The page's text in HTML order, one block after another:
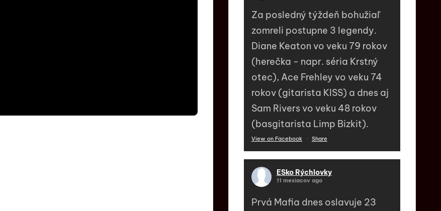
Za posledný týždeň bohužiaľ
zomreli postupne 3 legendy.
Diane Keaton vo veku 79 rokov
(herečka - napr. séria Krstný
otec), Ace Frehley vo veku 74
rokov (gitarista KISS) a dnes aj
Sam Rivers vo veku 48 rokov
(basgitarista Limp Bizkit).
View on Facebook · Share
ESko Rýchlovky
11 mesiacov ago
Prvá Mafia dnes oslavuje 23